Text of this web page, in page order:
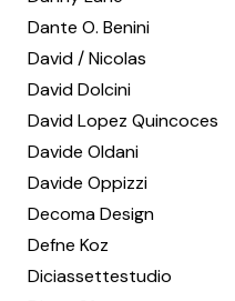
Dante O. Benini
David / Nicolas
David Dolcini
David Lopez Quincoces
Davide Oldani
Davide Oppizzi
Decoma Design
Defne Koz
Diciassettestudio